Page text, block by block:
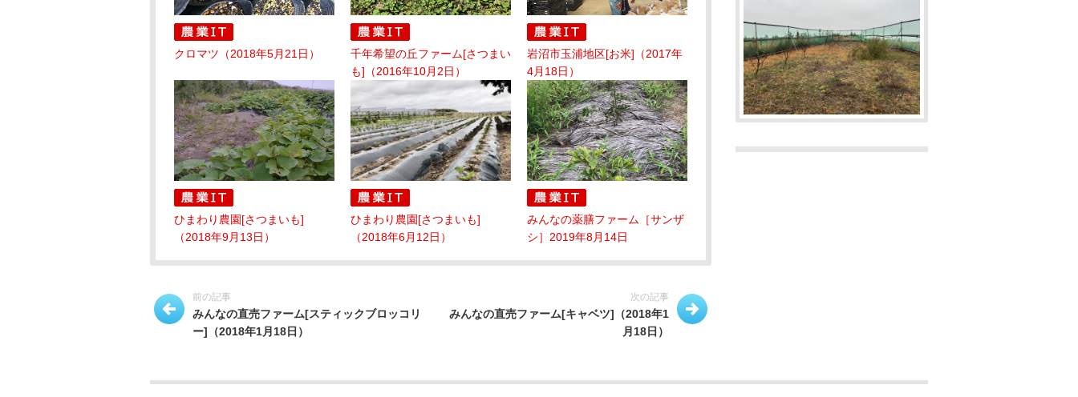
クロマツ（2018年5月21日）
千年希望の丘ファーム[さつまい
も]（2016年10月2日）
岩沼市玉浦地区[お米]（2017年
4月18日）
ひまわり農園[さつまいも]
（2018年9月13日）
ひまわり農園[さつまいも]
（2018年6月12日）
みんなの薬膳ファーム［サンザ
シ］2019年8月14日
前の記事
みんなの直売ファーム[スティックブロッコリ
ー]（2018年1月18日）
次の記事
みんなの直売ファーム[キャベツ]（2018年1
月18日）